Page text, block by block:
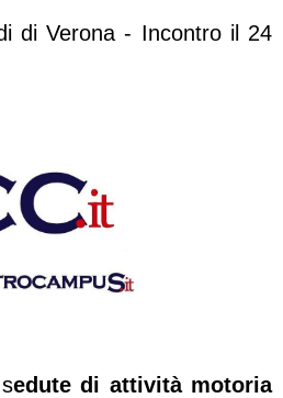
di Verona - Incontro il 24
edute di attività motoria